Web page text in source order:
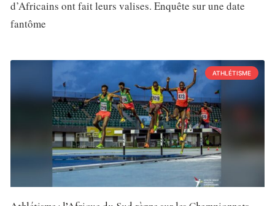
d’Africains ont fait leurs valises. Enquête sur une date
fantôme
ATHLÉTISME